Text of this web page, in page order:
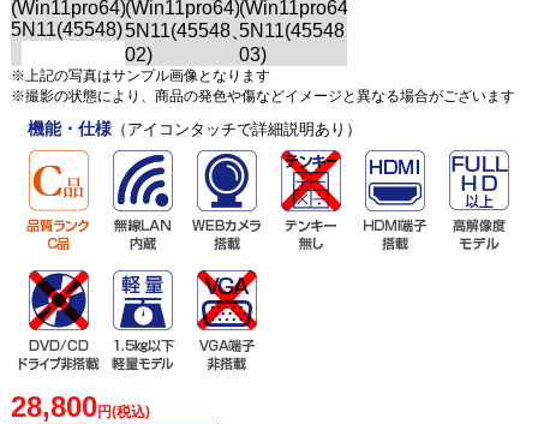
※上記の写真はサンプル画像となります
※撮影の状態により、商品の発色や傷などイメージと異なる場合がございます
機能・仕様（アイコンタッチで詳細説明あり）
28,800円(税込)